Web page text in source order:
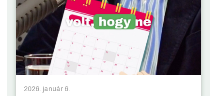
2026. január 6.